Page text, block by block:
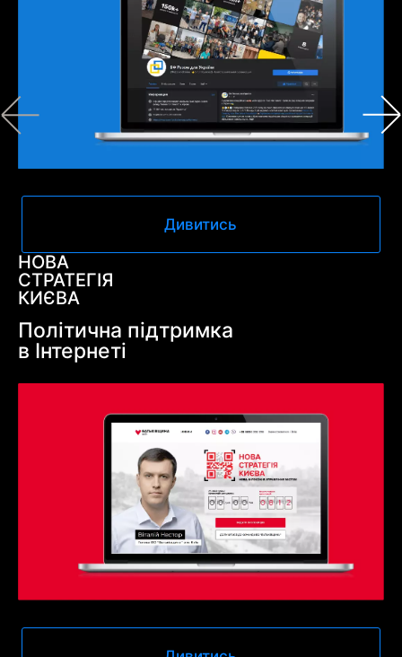
Дивитись
НОВА
СТРАТЕГІЯ
КИЄВА
Політична підтримка
в Інтернеті